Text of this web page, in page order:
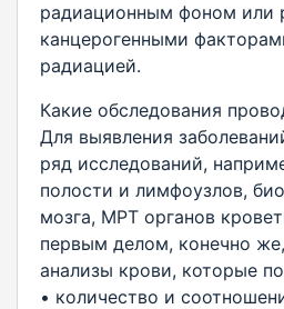
радиационным фоном или
канцерогенными
радиацией.
Какие обследования
Для выявления
ряд исследований,
полости и лимфоузлов,
мозга, МРТ органов
первым делом, конечно
анализы крови, которые
• количество и